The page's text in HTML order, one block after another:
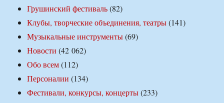
Грушинский фестиваль(82)
Клубы, творческие объединения, театры(141)
Музыкальные инструменты(69)
Новости (42 062)
Обо всем(112)
Персоналии (134)
Фестивали, конкурсы, концерты(233)